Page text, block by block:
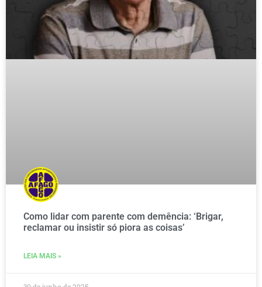
Como lidar com parente com demência: ‘Brigar,
reclamar ou insistir só piora as coisas’
LEIA MAIS »